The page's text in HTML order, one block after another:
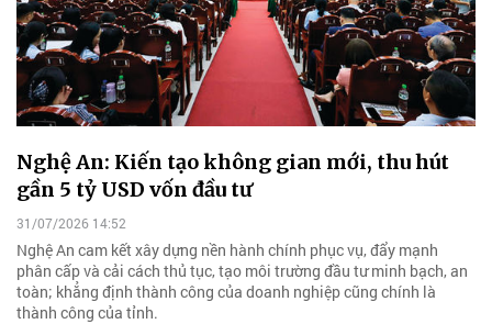
Nghệ An: Kiến tạo không gian mới, thu hút
gần 5 tỷ USD vốn đầu tư
31/07/2026 14:52
Nghệ An cam kết xây dựng nền hành chính phục vụ, đẩy mạnh
phân cấp và cải cách thủ tục, tạo môi trường đầu tư minh bạch, an
toàn; khẳng định thành công của doanh nghiệp cũng chính là
thành công của tỉnh.